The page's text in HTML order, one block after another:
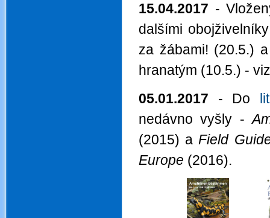
15.04.2017 -
dalšími
za žábami! (20.5.)
hranatým (10.5.) -
05.01.2017 - Do
nedávno vyšly -
(2015) a Field
Europe (2016).